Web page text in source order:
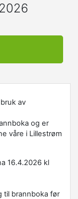
av
og er
våre i Lillestrøm
16.4.2026 kl
til brannboka før